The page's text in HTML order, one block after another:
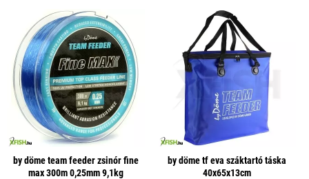
by döme team feeder zsinór fine
max 300m 0,25mm 9,1kg
by döme tf eva száktartó táska
40x65x13cm